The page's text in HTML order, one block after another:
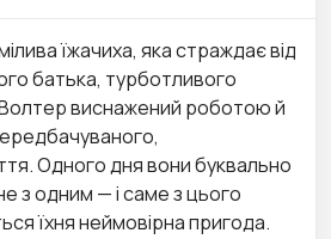
їжачиха, яка страждає від
батька, турботливого
виснажений роботою й
Одного дня вони буквально
з одним — і саме з цього
їхня неймовірна пригода.